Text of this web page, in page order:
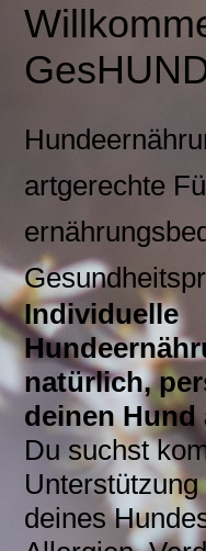
artgerechte
Individuelle
natürlich,
deinen
Du suchst
deines